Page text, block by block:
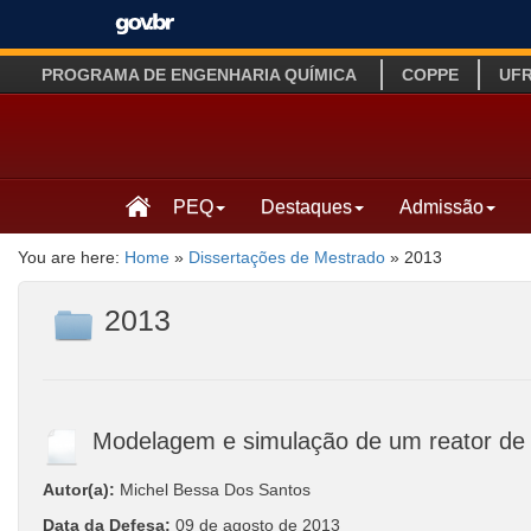
PROGRAMA DE ENGENHARIA QUÍMICA COPPE
PEQ Destaques Admissão
You are here: Home » Dissertações de Mestrado » 2013
2013
Modelagem e simulação de um reator
Autor(a): Michel Bessa Dos Santos
Data da Defesa: 09 de agosto de 2013